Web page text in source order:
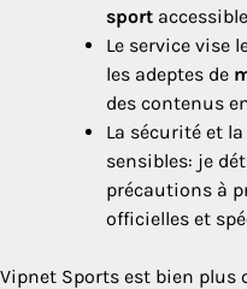
sport
Le service vise
les adeptes de
des contenus
La sécurité et
sensibles: je
précautions à
officielles et
Vipnet Sports est bien plus